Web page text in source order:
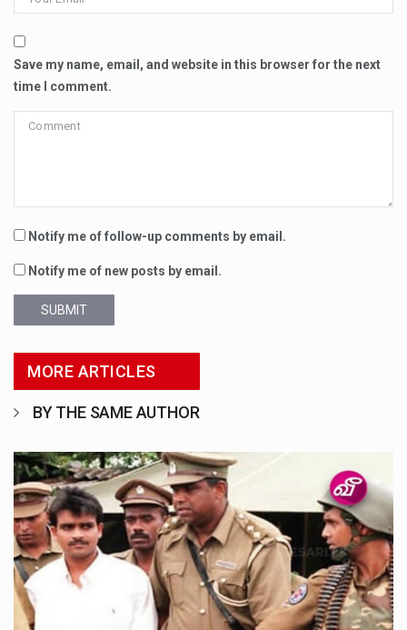
Save my name, email, and website in this browser for the next
time I comment.
Notify me of follow-up comments by email.
Notify me of new posts by email.
SUBMIT
MORE ARTICLES
BY THE SAME AUTHOR